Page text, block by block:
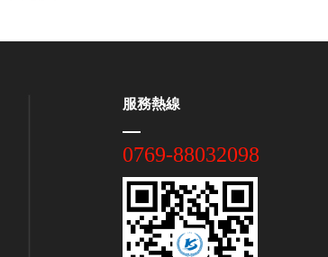
服務熱線
0769-88032098